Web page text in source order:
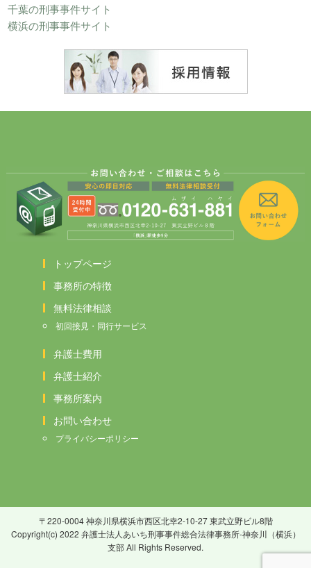
千葉の刑事事件サイト
横浜の刑事事件サイト
トップページ
事務所の特徴
無料法律相談
初回接見・同行サービス
弁護士費用
弁護士紹介
事務所案内
お問い合わせ
プライバシーポリシー
〒220-0004 神奈川県横浜市西区北幸2-10-27 東武立野ビル8階
Copyright(c) 2022 弁護士法人あいち刑事事件総合法律事務所-神奈川（横浜）
支部 All Rights Reserved.